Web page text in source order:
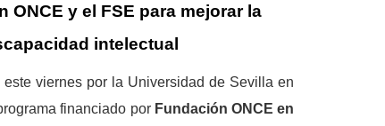
y el FSE para mejorar la
intelectual
viernes por la Universidad de Sevilla en
financiado por Fundación ONCE en